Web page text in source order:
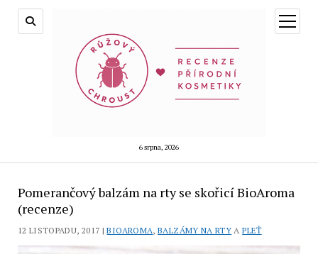
6 srpna, 2026
otevřít
menu
Pomerančový balzám na rty se skořicí BioAroma
(recenze)
12 LISTOPADU, 2017 |BIOAROMA,BALZÁMY NA RTY APLEŤ